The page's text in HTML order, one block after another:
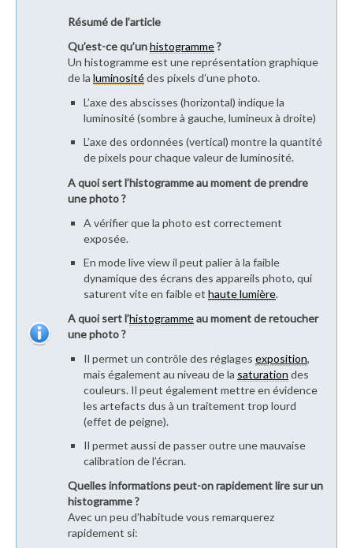
Résumé de l’article
Qu’est-ce qu’unhistogramme?
Un histogramme est une représentation graphique
de la luminositédes pixels d’une photo.
L’axe des abscisses (horizontal) indique la
luminosité (sombre à gauche, lumineux à droite)
L’axe des ordonnées (vertical) montre la quantité
de pixels pour chaque valeur de luminosité.
A quoi sert l’histogramme au moment de prendre
une photo ?
A vérifier que la photo est correctement
exposée.
En mode live view il peut palier à la faible
dynamique des écrans des appareils photo, qui
saturent vite en faible et haute lumière.
A quoi sert l’histogrammeau moment de retoucher
une photo ?
Il permet un contrôle des réglages exposition,
mais également au niveau de la saturation des
couleurs. Il peut également mettre en évidence
les artefacts dus à un traitement trop lourd
(effet de peigne).
Il permet aussi de passer outre une mauvaise
calibration de l’écran.
Quelles informations peut-on rapidement lire sur un
histogramme ?
Avec un peu d’habitude vous remarquerez
rapidement si: